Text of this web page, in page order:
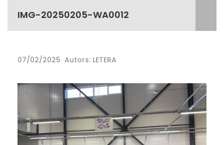
IMG-20250205-WA0012
07/02/2025 Autors: LETERA